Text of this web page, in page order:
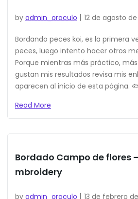
by admin_oraculo 12 de agosto
Bordando peces koi, es la primera
peces, luego intento hacer otros
Porque mientras más práctico,
gustan mis resultados revisa mis
aparecen al inicio de esta página.
Read More
Bordado Campo de flores
mbroidery
by admin_oraculo 13 de febrero